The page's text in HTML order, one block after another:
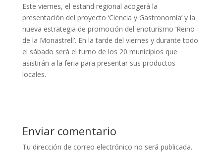
Este viernes, el estand regional acogerá la
presentación del proyecto ‘Ciencia y Gastronomía’ y la
nueva estrategia de promoción del enoturismo ‘Reino
de la Monastrell’. En la tarde del viernes y durante todo
el sábado será el turno de los 20 municipios que
asistirán a la feria para presentar sus productos
locales.
Enviar comentario
Tu dirección de correo electrónico no será publicada.